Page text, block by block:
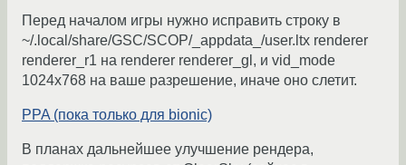
Перед началом игры нужно исправить строку в
~/.local/share/GSC/SCOP/_appdata_/user.ltx renderer
renderer_r1 на renderer renderer_gl, и vid_mode
1024x768 на ваше разрешение, иначе оно слетит.
PPA (пока только для bionic)
В планах дальнейшее улучшение рендера,